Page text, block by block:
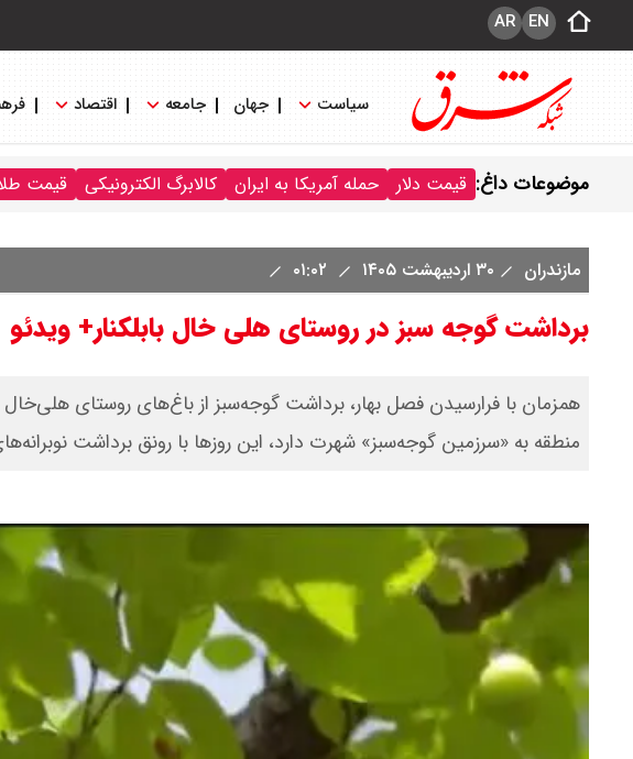
EN
AR
سیاست جهان جامعه اقتصاد
موضوعات داغ: قیمت دلار حمله آمریکا به ایران کالابرگ الکترونیکی قیمت
مازندران ۳۰ اردیبهشت ۱۴۰۵
برداشت گوجه سبز در روستای هلی خال بابلکنار+ ویدئو
همزمان با فرارسیدن فصل بهار، برداشت گوجه‌سبز از باغ‌های روستای
منطقه به «سرزمین گوجه‌سبز» شهرت دارد، این روزها با رونق برداشت